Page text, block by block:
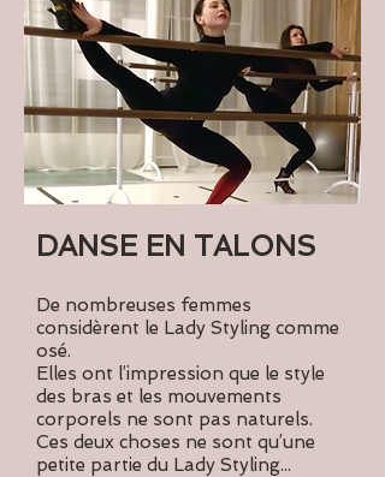
DANSE EN TALONS
De nombreuses femmes
considèrent le Lady Styling comme
osé.
Elles ont l’impression que le style
des bras et les mouvements
corporels ne sont pas naturels.
Ces deux choses ne sont qu’une
petite partie du Lady Styling...